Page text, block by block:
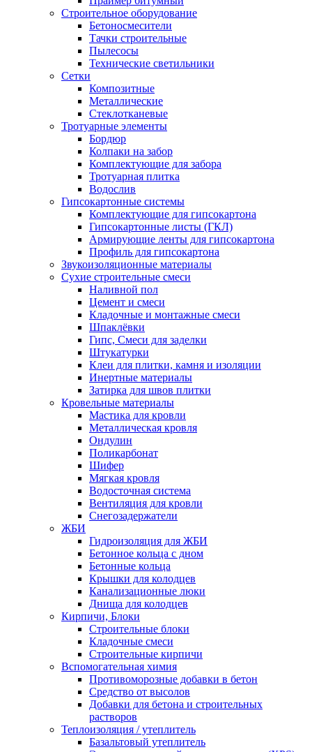
Строительное оборудование
Бетоносмесители
Тачки строительные
Пылесосы
Технические светильники
Сетки
Композитные
Металлические
Стеклотканевые
Тротуарные элементы
Бордюр
Колпаки на забор
Комплектующие для забора
Тротуарная плитка
Водослив
Гипсокартонные системы
Комплектующие для гипсокартона
Гипсокартонные листы (ГКЛ)
Армирующие ленты для гипсокартона
Профиль для гипсокартона
Звукоизоляционные материалы
Сухие строительные смеси
Наливной пол
Цемент и смеси
Кладочные и монтажные смеси
Шпаклёвки
Гипс, Смеси для заделки
Штукатурки
Клеи для плитки, камня и изоляции
Инертные материалы
Затирка для швов плитки
Кровельные материалы
Мастика для кровли
Металлическая кровля
Ондулин
Поликарбонат
Шифер
Мягкая кровля
Водосточная система
Вентиляция для кровли
Снегозадержатели
ЖБИ
Гидроизоляция для ЖБИ
Бетонное кольца с дном
Бетонные кольца
Крышки для колодцев
Канализационные люки
Днища для колодцев
Кирпичи, Блоки
Строительные блоки
Кладочные смеси
Строительные кирпичи
Вспомогательная химия
Противоморозные добавки в бетон
Средство от высолов
Добавки для бетона и строительных
растворов
Теплоизоляция / утеплитель
Базальтовый утеплитель